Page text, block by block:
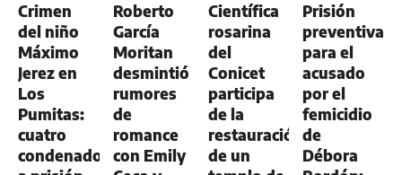
Crimen
del niño
Máximo
Jerez en
Los
Pumitas:
cuatro
condenados
Roberto
García
Moritan
desmintió
rumores
de
romance
con Emily
Científica
rosarina
del
Conicet
participa
de la
restauración
de un
Prisión
preventiva
para el
acusado
por el
femicidio
de
Débora